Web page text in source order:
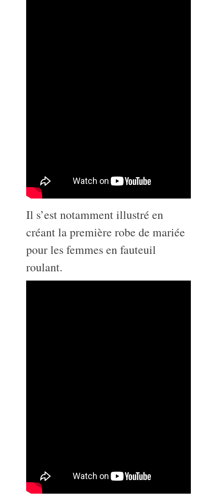
Il s’est notamment illustré en
créant la première robe de mariée
pour les femmes en fauteuil
roulant.